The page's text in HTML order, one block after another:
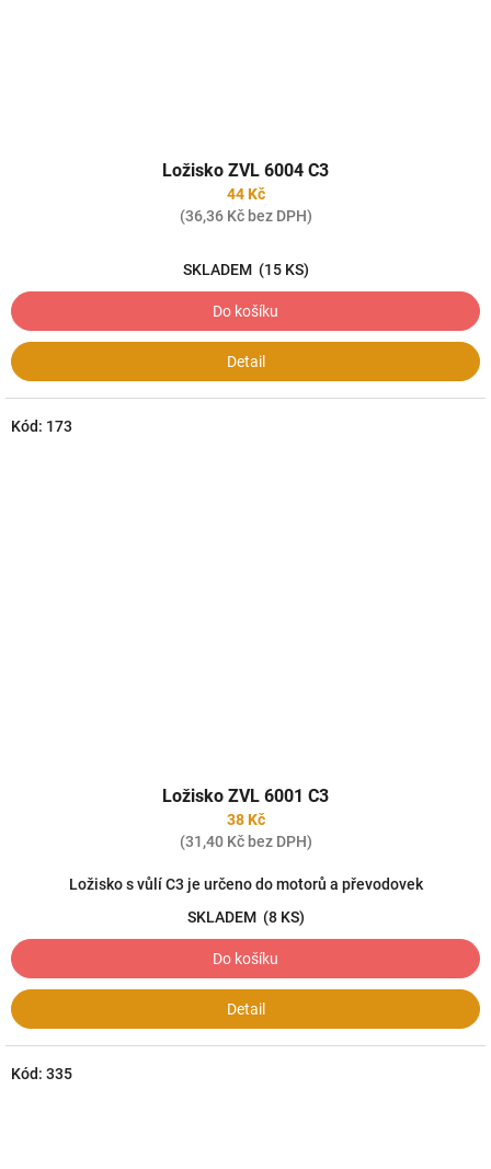
Ložisko ZVL 6004 C3
44 Kč
(36,36 Kč bez DPH)
SKLADEM (15 KS)
Do košíku
Detail
Ložisko ZVL 6001 C3
38 Kč
(31,40 Kč bez DPH)
Ložisko s vůlí C3 je určeno do motorů a převodovek
SKLADEM (8 KS)
Do košíku
Detail
Kód: 173
Kód: 335